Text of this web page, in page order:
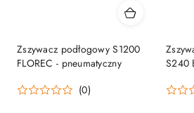
Zszywacz podłogowy S1200
FLOREC - pneumatyczny
(0)
S240